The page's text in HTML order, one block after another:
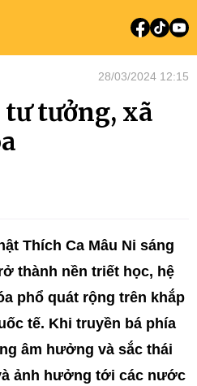
28/03/2024 12:15
tư tưởng, xã
Thích Ca Mâu Ni sáng
thành nền triết học, hệ
phổ quát rộng trên khắp
tế. Khi truyền bá phía
âm hưởng và sắc thái
ảnh hưởng tới các nước